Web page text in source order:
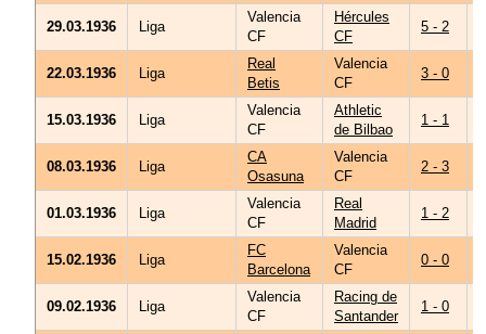
29.03.1936 Liga
Valencia
CF
Hércules
CF
5 - 2
22.03.1936 Liga
Real
Betis
Valencia
CF
3 - 0
15.03.1936 Liga
Valencia
CF
Athletic
de Bilbao
1 - 1
08.03.1936 Liga
CA
Osasuna
Valencia
CF
2 - 3
01.03.1936 Liga
Valencia
CF
Real
Madrid
1 - 2
15.02.1936 Liga
FC
Barcelona
Valencia
CF
0 - 0
09.02.1936 Liga
Valencia
CF
Racing de
Santander
1 - 0